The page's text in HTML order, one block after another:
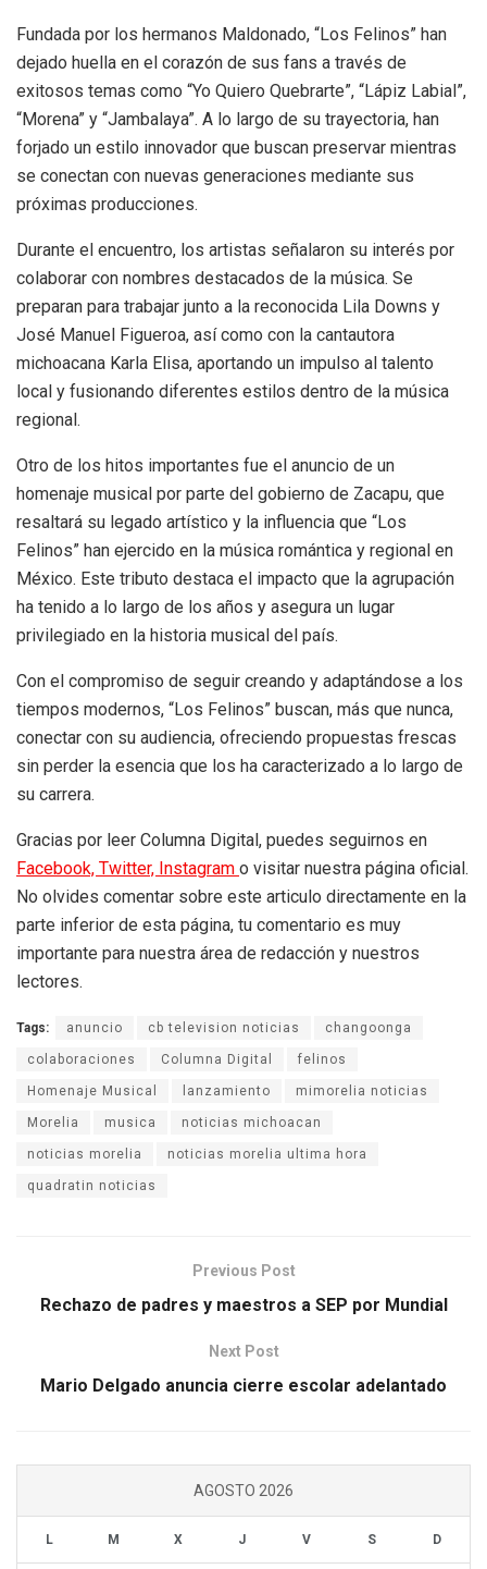
Fundada por los hermanos Maldonado, “Los Felinos” han
dejado huella en el corazón de sus fans a través de
exitosos temas como “Yo Quiero Quebrarte”, “Lápiz Labial”,
“Morena” y “Jambalaya”. A lo largo de su trayectoria, han
forjado un estilo innovador que buscan preservar mientras
se conectan con nuevas generaciones mediante sus
próximas producciones.
Durante el encuentro, los artistas señalaron su interés por
colaborar con nombres destacados de la música. Se
preparan para trabajar junto a la reconocida Lila Downs y
José Manuel Figueroa, así como con la cantautora
michoacana Karla Elisa, aportando un impulso al talento
local y fusionando diferentes estilos dentro de la música
regional.
Otro de los hitos importantes fue el anuncio de un
homenaje musical por parte del gobierno de Zacapu, que
resaltará su legado artístico y la influencia que “Los
Felinos” han ejercido en la música romántica y regional en
México. Este tributo destaca el impacto que la agrupación
ha tenido a lo largo de los años y asegura un lugar
privilegiado en la historia musical del país.
Con el compromiso de seguir creando y adaptándose a los
tiempos modernos, “Los Felinos” buscan, más que nunca,
conectar con su audiencia, ofreciendo propuestas frescas
sin perder la esencia que los ha caracterizado a lo largo de
su carrera.
Gracias por leer Columna Digital, puedes seguirnos en
Facebook, Twitter, Instagram o visitar nuestra página oficial.
No olvides comentar sobre este articulo directamente en la
parte inferior de esta página, tu comentario es muy
importante para nuestra área de redacción y nuestros
lectores.
Tags: anuncio cb television noticias changoonga
colaboraciones Columna Digital felinos
Homenaje Musical lanzamiento mimorelia noticias
Morelia musica noticias michoacan
noticias morelia noticias morelia ultima hora
quadratin noticias
Previous Post
Rechazo de padres y maestros a SEP por Mundial
Next Post
Mario Delgado anuncia cierre escolar adelantado
AGOSTO 2026
L M X J V S D